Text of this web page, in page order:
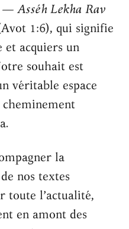
à : עשה לך רב וקנה לך חבר —Asséh Lekha Rav
1:6), qui signifie
acquiers un
souhait est
véritable espace
cheminement
la
nos textes
toute l’actualité,
en amont des